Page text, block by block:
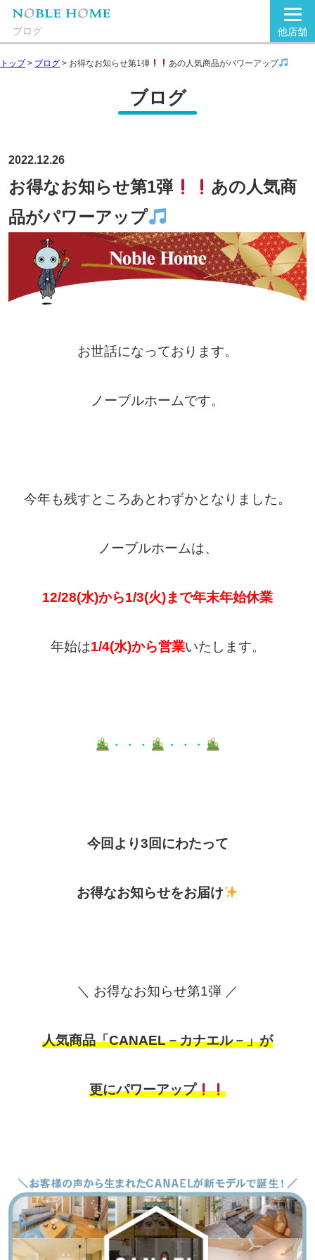
ブログ 他店舗
トップ> ブログ > お得なお知らせ第1弾 あの人気商品がパワーアップ
ブログ
2022.12.26
お得なお知らせ第1弾
あの人気商
品がパワーアップ
お世話になっております。
ノーブルホームです。
今年も残すところあとわずかとなりました。
ノーブルホームは、
12/28(水)から1/3(火)まで年末年始休業
年始は1/4(水)から営業いたします。
・・・ ・・・
今回より3回にわたって
お得なお知らせをお届け
＼ お得なお知らせ第1弾 ／
人気商品「CANAEL－カナエル－」が
更にパワーアップ